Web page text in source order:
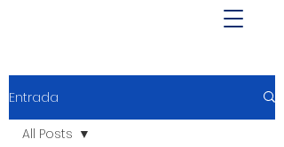
Entrada
All Posts